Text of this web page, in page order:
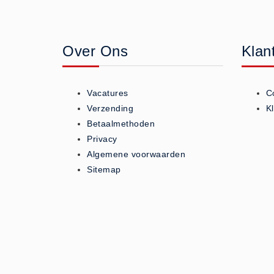
Koud - Warm kompressen (3)
Overige (1)
Teken - Beten sets (5)
Vitamines en mineralen (0)
Eerste Hulp Paneel
Eerste Hulp Paneel (0)
Over Ons
Vacatures
Verzending
Betaalmethoden
Privacy
Algemene voorwaarden
Sitemap